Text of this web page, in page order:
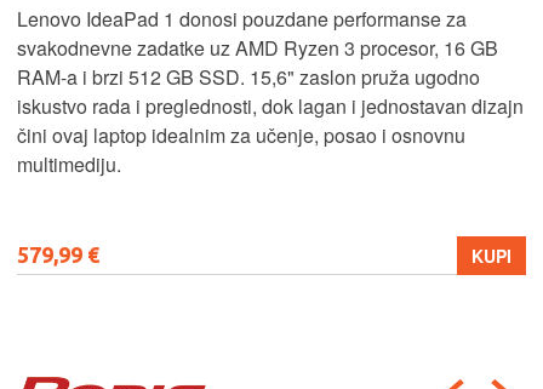
Lenovo IdeaPad 1 donosi pouzdane performanse za
svakodnevne zadatke uz AMD Ryzen 3 procesor, 16 GB
RAM-a i brzi 512 GB SSD. 15,6" zaslon pruža ugodno
iskustvo rada i preglednosti, dok lagan i jednostavan dizajn
čini ovaj laptop idealnim za učenje, posao i osnovnu
multimediju.
579,99 € KUPI